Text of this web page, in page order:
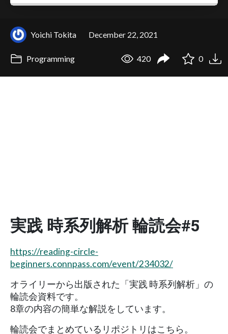
Yoichi Tokita December 22, 2021
Programming 420 0
実践 時系列解析 輪読会#5
https://reading-circle-
beginners.connpass.com/event/234032/
オライリーから出版された「実践 時系列解析」の
輪読会資料です。
8章の内容の簡単な解説をしています。
輪読会でまとめているリポジトリはこちら。